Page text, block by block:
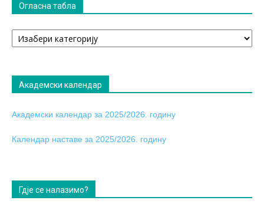
Огласна табла
Огласна
табла
Академски календар
Академски календар за 2025/2026. годину
Календар наставе за 2025/2026. годину
Гдје се налазимо?